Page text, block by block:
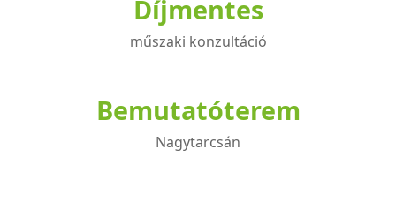
Díjmentes
műszaki konzultáció
Bemutatóterem
Nagytarcsán